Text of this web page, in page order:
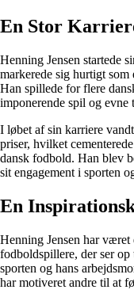
En Stor
Henning Jensen startede
markerede sig hurtigt
Han spillede for flere
imponerende spil og evne
I løbet af sin karriere
priser, hvilket
dansk fodbold. Han blev
sit engagement i sporten
En
Henning Jensen har
fodboldspillere, der ser
sporten og hans
har motiveret andre til at